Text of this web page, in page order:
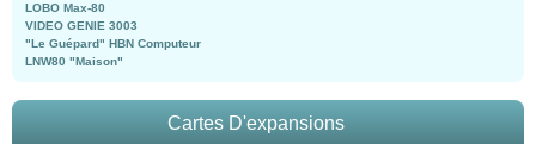
LOBO Max-80
VIDEO GENIE 3003
"Le Guépard" HBN Computeur
LNW80 "Maison"
Cartes D'expansions